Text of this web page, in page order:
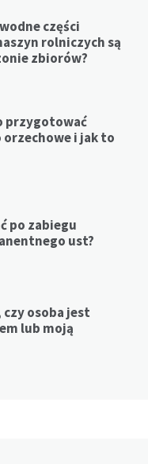
części
rolniczych są
zbiorów?
przygotować
orzechowe i jak to
po zabiegu
ust?
osoba jest
lub moją